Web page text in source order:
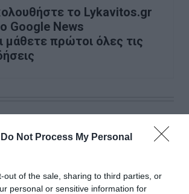
Do Not Process My Personal
out of the sale, sharing to third parties, or
personal or sensitive information for
το Lykavitos.gr
Google News
μάθετε πρώτοι όλες τις
ΔΕΘ θα είναι προεκλογική, αλλά όχι
είπε για τη 13η σύνταξη
για το ελικόπτερο που «πάρκαρε»
Μήλου